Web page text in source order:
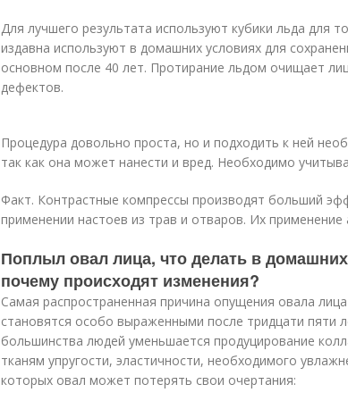
Для лучшего результата используют кубики льда для
издавна используют в домашних условиях для
основном после 40 лет. Протирание льдом очищает
дефектов.
Процедура довольно проста, но и подходить к ней
так как она может нанести и вред. Необходимо
Факт. Контрастные компрессы производят больший
применении настоев из трав и отваров. Их применение
Поплыл овал лица, что делать в
почему происходят изменения?
Самая распространенная причина опущения овала
становятся особо выраженными после тридцати пяти
большинства людей уменьшается продуцирование
тканям упругости, эластичности, необходимого
которых овал может потерять свои очертания: